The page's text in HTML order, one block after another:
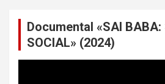
Documental «SAI BABA:
SOCIAL» (2024)